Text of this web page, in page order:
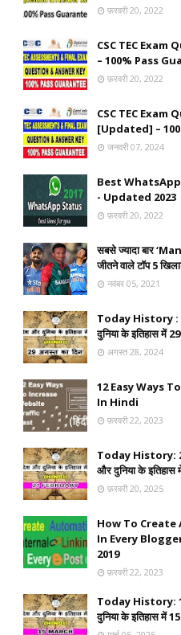
फ़रवरी 20, 2022
CSC TEC Exam
– 100% Pass
फ़रवरी 20, 2022
CSC TEC Exam
[Updated] –
जनवरी 07, 2024
Best
- Updated 2023
फ़रवरी 20, 2022
सबसे ज्यादा बार
जीतने वाले टॉप 5
नवंबर 05, 2021
Today History :
दुनिया के इतिहास में
अगस्त 28, 2024
12 Easy Ways
In Hindi
फ़रवरी 22, 2023
Today History:
और दुनिया के इतिहास
फ़रवरी 20, 2025
How To
In Every
2019
फ़रवरी 22, 2023
Today History:
दुनिया के इतिहास में 15